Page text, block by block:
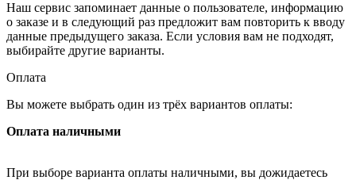
Наш сервис запоминает данные о пользователе, информацию
о заказе и в следующий раз предложит вам повторить к вводу
данные предыдущего заказа. Если условия вам не подходят,
выбирайте другие варианты.
Оплата
Вы можете выбрать один из трёх вариантов оплаты:
Оплата наличными
При выборе варианта оплаты наличными, вы дожидаетесь